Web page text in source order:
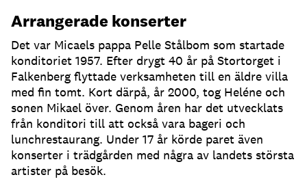
Arrangerade konserter
Det var Micaels pappa Pelle Stålbom som startade
konditoriet 1957. Efter drygt 40 år på Stortorget i
Falkenberg flyttade verksamheten till en äldre villa
med fin tomt. Kort därpå, år 2000, tog Heléne och
sonen Mikael över. Genom åren har det utvecklats
från konditori till att också vara bageri och
lunchrestaurang. Under 17 år körde paret även
konserter i trädgården med några av landets största
artister på besök.